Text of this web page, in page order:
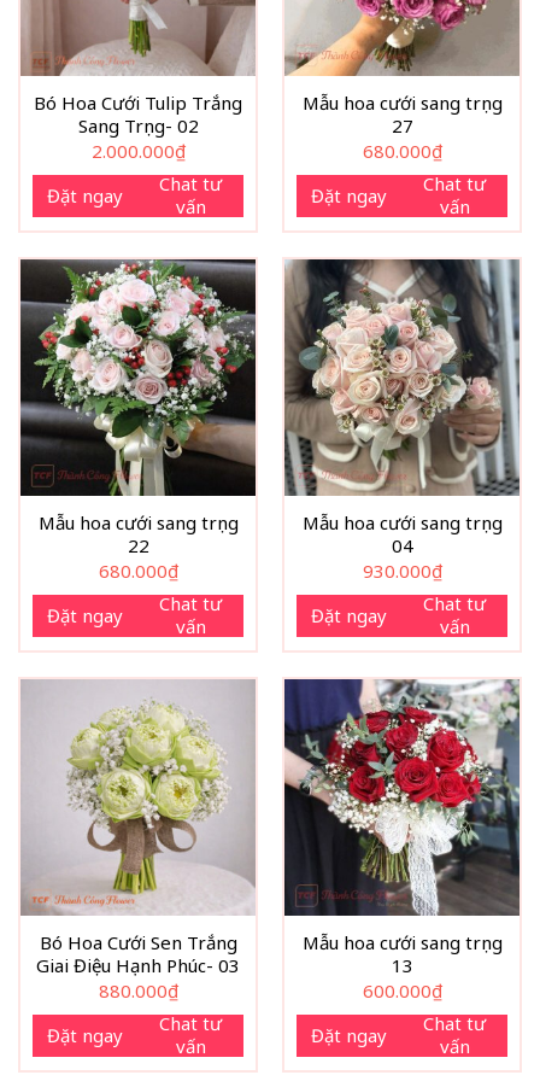
Bó Hoa Cưới Tulip Trắng
Sang Trọng- 02
2.000.000₫
Đặt ngay
Chat tư
vấn
Mẫu hoa cưới sang trọng
27
680.000₫
Đặt ngay
Chat tư
vấn
Mẫu hoa cưới sang trọng
22
680.000₫
Đặt ngay
Chat tư
vấn
Mẫu hoa cưới sang trọng
04
930.000₫
Đặt ngay
Chat tư
vấn
Bó Hoa Cưới Sen Trắng
Giai Điệu Hạnh Phúc- 03
880.000₫
Đặt ngay
Chat tư
vấn
Mẫu hoa cưới sang trọng
13
600.000₫
Đặt ngay
Chat tư
vấn